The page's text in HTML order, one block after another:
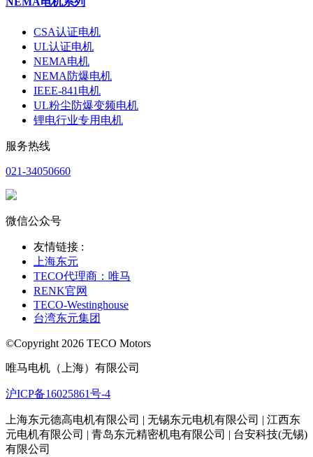
CSA认证电机
UL认证电机
NEMA电机
NEMA防爆电机
IEEE-841电机
UL粉尘防爆变频电机
锂电行业专用电机
服务热线
021-34050660
微信公众号
友情链接 :
上海东元
TECO代理商：唯马
RENK官网
TECO-Westinghouse
台湾东元集团
©Copyright 2026 TECO Motors
唯马电机（上海）有限公司
沪ICP备16025861号-4
上海东元德高电机有限公司 | 无锡东元电机有限公司 | 江西东
元电机有限公司 | 青岛东元精密机电有限公司 | 台安科技(无锡)
有限公司